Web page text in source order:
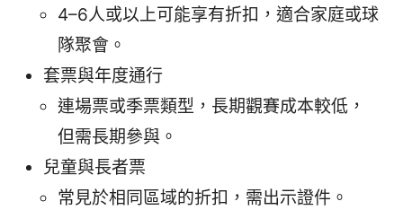
4–6人或以上可能享有折扣，適合家庭或球
隊聚會。
套票與年度通行
連場票或季票類型，長期觀賽成本較低，
但需長期參與。
兒童與長者票
常見於相同區域的折扣，需出示證件。